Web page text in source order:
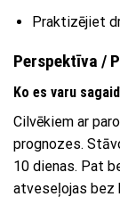
Praktizējiet
Perspektīva /
Ko es varu
Cilvēkiem ar
prognozes.
10 dienas. Pat
atveseļojas bez